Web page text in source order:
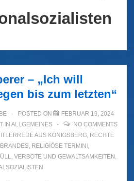
– „Ich will
bis zum letzten“
POSTED ON
FEBRUAR 19, 2024
IN ALLGEMEINES
NO COMMENTS
AUS KÖNIGSBERG, RECHTE
, RELIGIÖSE TERMINI ,
, VERBOTE UND GEWALTSAMKEITEN ,